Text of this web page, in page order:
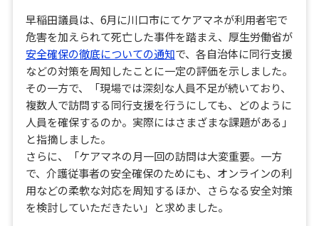
早稲田議員は、6月に川口市にてケアマネが利用者宅で
危害を加えられて死亡した事件を踏まえ、厚生労働省が
安全確保の徹底についての通知で、各自治体に同行支援
などの対策を周知したことに一定の評価を示しました。
その一方で、「現場では深刻な人員不足が続いており、
複数人で訪問する同行支援を行うにしても、どのように
人員を確保するのか。実際にはさまざまな課題がある」
と指摘しました。
さらに、「ケアマネの月一回の訪問は大変重要。一方
で、介護従事者の安全確保のためにも、オンラインの利
用などの柔軟な対応を周知するほか、さらなる安全対策
を検討していただきたい」と求めました。